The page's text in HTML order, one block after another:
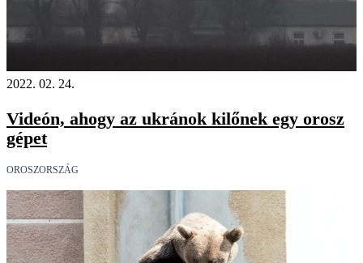
2022. 02. 24.
Videón, ahogy az ukránok kilőnek egy orosz
gépet
OROSZORSZÁG